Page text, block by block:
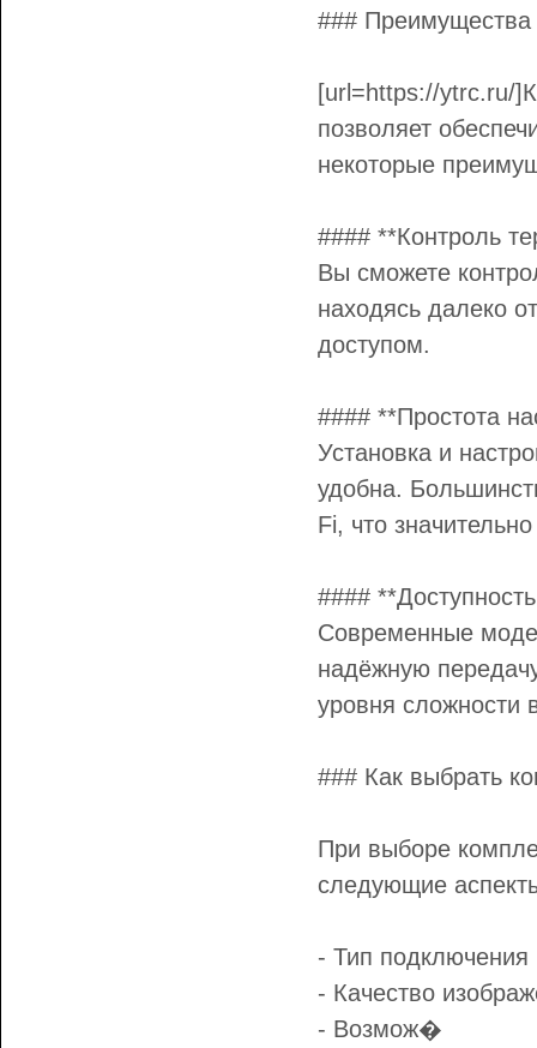
### Преимущества
[url=https://ytrc.ru/
позволяет
некоторые
#### **Контроль
Вы сможете
находясь далеко
доступом.
#### **Простота
Установка и
удобна.
Fi, что
####
Современные
надёжную
уровня сложности
### Как выбрать
При выборе
следующие
- Тип
- Качество
- Возмож�